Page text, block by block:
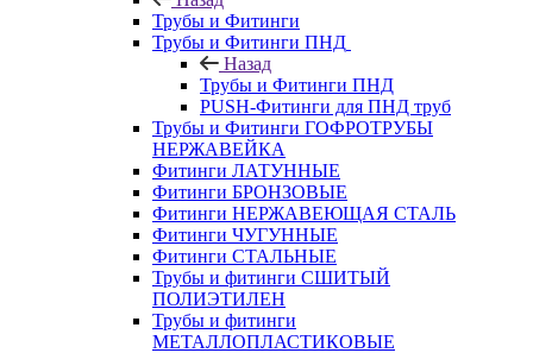
Трубы и Фитинги
Трубы и Фитинги ПНД
Назад
Трубы и Фитинги ПНД
PUSH-Фитинги для ПНД труб
Трубы и Фитинги ГОФРОТРУБЫ
НЕРЖАВЕЙКА
Фитинги ЛАТУННЫЕ
Фитинги БРОНЗОВЫЕ
Фитинги НЕРЖАВЕЮЩАЯ СТАЛЬ
Фитинги ЧУГУННЫЕ
Фитинги СТАЛЬНЫЕ
Трубы и фитинги СШИТЫЙ
ПОЛИЭТИЛЕН
Трубы и фитинги
МЕТАЛЛОПЛАСТИКОВЫЕ